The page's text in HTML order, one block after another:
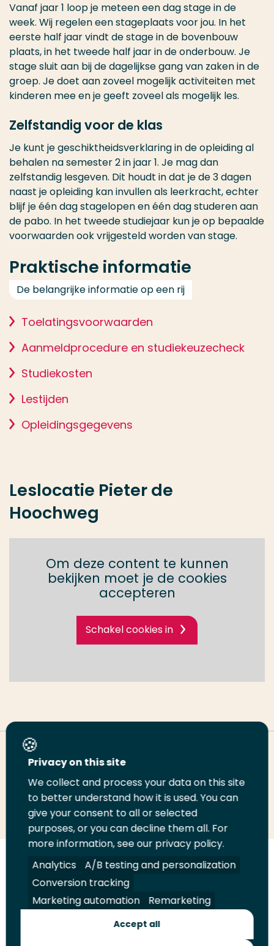
Vanaf jaar 1 loop je meteen een dag stage in de
week. Wij regelen een stageplaats voor jou. In het
eerste half jaar vindt de stage in de bovenbouw
plaats, in het tweede half jaar in de onderbouw. Je
stage sluit aan bij de dagelijkse gang van zaken in de
groep. Je doet aan zoveel mogelijk activiteiten met
kinderen mee en je geeft zoveel als mogelijk les.
Zelfstandig voor de klas
Je kunt je geschiktheidsverklaring in de opleiding al
behalen nasemester2in jaar 1. Je mag dan
zelfstandig lesgeven. Dit houdt in dat je de 3 dagen
naast je opleiding kan invullen als leerkracht, echter
blijf je één dag stagelopen en één dag studeren aan
de pabo. In het tweede studiejaar kun je op bepaalde
voorwaarden ook vrijgesteld worden van stage.
Praktische informatie
De belangrijke informatie op een rij
Toelatingsvoorwaarden
Aanmeldprocedure en studiekeuzecheck
Studiekosten
Lestijden
Opleidingsgegevens
Leslocatie Pieter de
Hoochweg
Om deze content te kunnen
bekijken moet je de cookies
accepteren
Schakel cookies in
Deel deze pagina
Deel
LinkedIn
Deel
op
Twitter
Deel
op
Facebook
Email
deze
pagina
Print
deze
pagina
Volg
ons
op
LinkedIn
Volg
ons
op
Facebook
Volg
ons
op
YouTube
Volg
ons
op
Instagram
Juridisch Security A-Z Index
Contact
Privacy on this site
We collect and process your data on this site
to better understand how it is used. You can
give your consent to all or selected
purposes, or you can decline them all. For
more information, see our privacy policy.
Analytics
A/B testing and personalization
Conversion tracking
Marketing automation
Remarketing
Accept all